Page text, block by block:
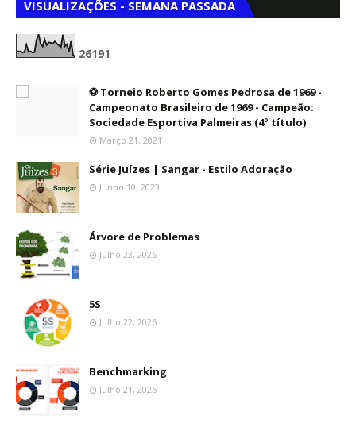
VISUALIZAÇÕES - SEMANA PASSADA
26191
⚽ Torneio Roberto Gomes Pedrosa de 1969 -
Campeonato Brasileiro de 1969 - Campeão:
Sociedade Esportiva Palmeiras (4º título)
Março 21, 2021
Série Juízes | Sangar - Estilo Adoração
Junho 10, 2023
Árvore de Problemas
Julho 23, 2026
5S
Julho 22, 2026
Benchmarking
Julho 21, 2026